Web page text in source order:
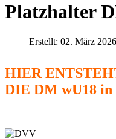
Platzhalter
Erstellt: 02. März 2026
HIER
DIE DM wU18 in